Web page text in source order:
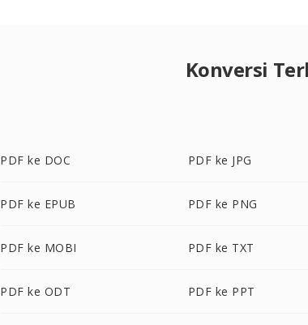
Konversi
PDF ke DOC PDF ke JPG
PDF ke EPUB PDF ke PNG
PDF ke MOBI PDF ke TXT
PDF ke ODT PDF ke PPT